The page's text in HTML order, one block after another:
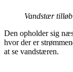
Vandstær
Den opholder sig
hvor der er
at se vandstæren.